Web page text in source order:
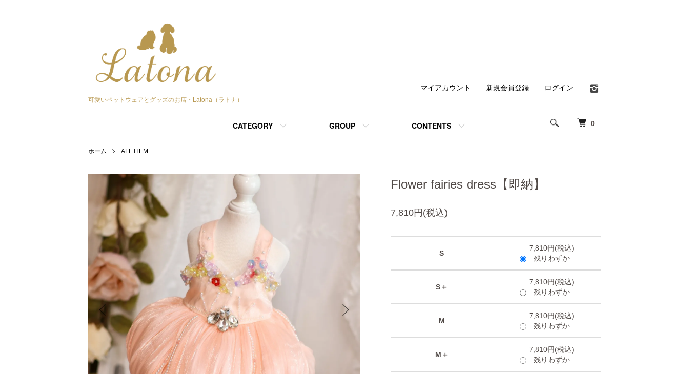
可愛いペットウェアとグッズのお店・Latona（ラトナ）
0
CATEGORY GROUP CONTENTS
マイアカウント 新規会員登録 ログイン
ホーム ALL ITEM
Flower fairies dress【即納】
7,810円(税込)
S
7,810円(税込)
残りわずか
S＋
7,810円(税込)
残りわずか
M
7,810円(税込)
残りわずか
M＋
7,810円(税込)
残りわずか